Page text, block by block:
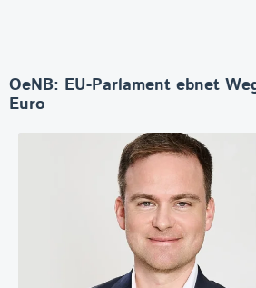
OeNB: EU-Parlament ebnet
Euro